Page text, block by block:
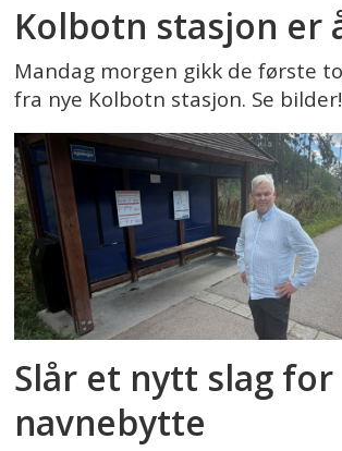
Kolbotn stasjon er
Mandag morgen gikk de første
fra nye Kolbotn stasjon. Se bilder!
Slår et nytt slag for
navnebytte